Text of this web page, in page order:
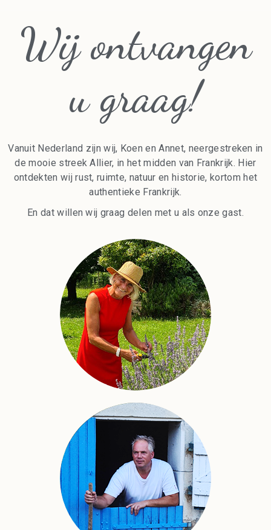
Wij ontvangen
u graag!
Vanuit Nederland zijn wij, Koen en Annet, neergestreken in
de mooie streek Allier, in het midden van Frankrijk. Hier
ontdekten wij rust, ruimte, natuur en historie, kortom het
authentieke Frankrijk.
En dat willen wij graag delen met u als onze gast.